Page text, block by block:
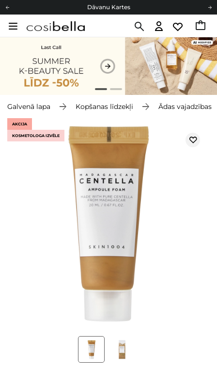
Dāvanu Kartes
Cosibella lojalitātes programma
Galvenā lapa Kopšanas līdzekļi Ādas vajadzības
AKCIJA
KOSMETOLOGA IZVĒLE